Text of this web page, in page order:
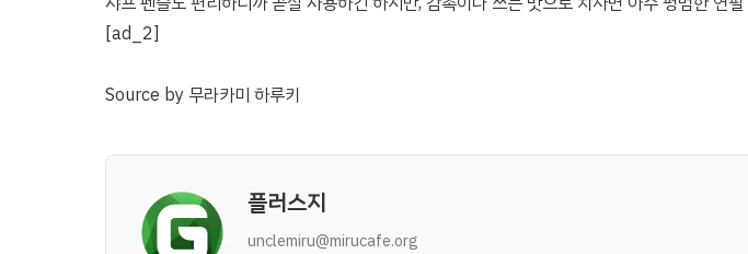
[ad_2]
Source by 무라카미 하루키
플러스지
unclemiru@mirucafe.org